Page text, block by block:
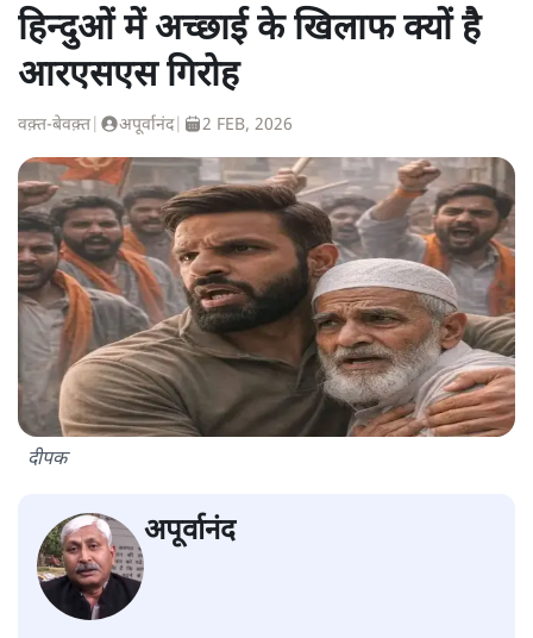
हिन्दुओं में अच्छाई के खिलाफ क्यों है
आरएसएस गिरोह
वक़्त-बेवक़्त अपूर्वानंद| 2 FEB, 2026
दीपक
अपूर्वानंद